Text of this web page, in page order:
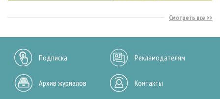
Смотреть все
Подписка Рекламодателям
Архив журналов Контакты